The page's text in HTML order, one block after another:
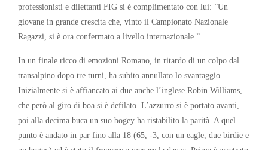
professionisti e dilettanti FIG si è complimentato con lui: ”Un
giovane in grande crescita che, vinto il Campionato Nazionale
Ragazzi, si è ora confermato a livello internazionale.”
In un finale ricco di emozioni Romano, in ritardo di un colpo dal
transalpino dopo tre turni, ha subito annullato lo svantaggio.
Inizialmente si è affiancato ai due anche l’inglese Robin Williams,
che però al giro di boa si è defilato. L’azzurro si è portato avanti,
poi alla decima buca un suo bogey ha ristabilito la parità. A quel
punto è andato in par fino alla 18 (65, -3, con un eagle, due birdie e